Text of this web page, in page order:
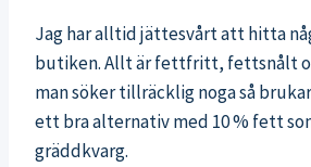
Jag har alltid jättesvårt att hitta
butiken. Allt är fettfritt, fettsnålt
man söker tillräcklig noga så
ett bra alternativ med 10 % fett
gräddkvarg.